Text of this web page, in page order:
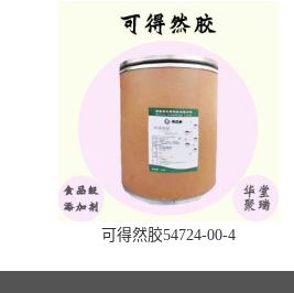
可得然胶54724-00-4